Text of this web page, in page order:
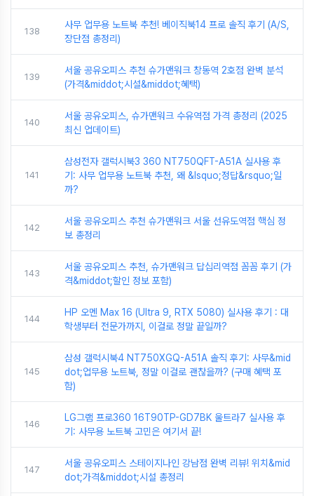
138
사무 업무용 노트북 추천! 베이직북14 프로 솔직 후기 (A/S,
장단점 총정리)
139
서울 공유오피스 추천 슈가맨워크 창동역 2호점 완벽 분석
(가격&middot;시설&middot;혜택)
140
서울 공유오피스, 슈가맨워크 수유역점 가격 총정리 (2025
최신 업데이트)
141
삼성전자 갤럭시북3 360 NT750QFT-A51A 실사용 후
기: 사무 업무용 노트북 추천, 왜 &lsquo;정답&rsquo;일
까?
142
서울 공유오피스 추천 슈가맨워크 서울 선유도역점 핵심 정
보 총정리
143
서울 공유오피스 추천, 슈가맨워크 답십리역점 꼼꼼 후기 (가
격&middot;할인 정보 포함)
144
HP 오멘 Max 16 (Ultra 9, RTX 5080) 실사용 후기 : 대
학생부터 전문가까지, 이걸로 정말 끝일까?
145
삼성 갤럭시북4 NT750XGQ-A51A 솔직 후기: 사무&mid
dot;업무용 노트북, 정말 이걸로 괜찮을까? (구매 혜택 포
함)
146
LG그램 프로360 16T90TP-GD7BK 울트라7 실사용 후
기: 사무용 노트북 고민은 여기서 끝!
147
서울 공유오피스 스테이지나인 강남점 완벽 리뷰! 위치&mid
dot;가격&middot;시설 총정리